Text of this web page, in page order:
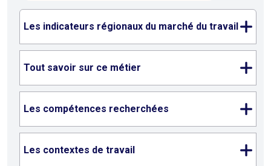
Les indicateurs régionaux du marché du travail
Tout savoir sur ce métier
Les compétences recherchées
Les contextes de travail